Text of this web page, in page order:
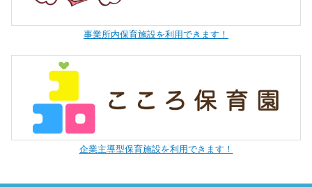
事業所内保育施設を利用できます！
企業主導型保育施設を利用できます！